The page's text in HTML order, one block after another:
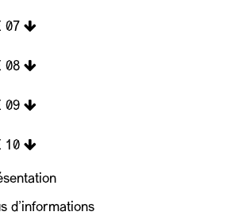
07
08
09
10
d'informations